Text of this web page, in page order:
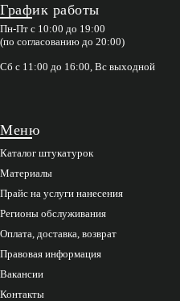
График работы
Пн-Пт с 10:00 до 19:00
(по согласованию до 20:00)
Сб с 11:00 до 16:00, Вс выходной
Меню
Каталог штукатурок
Материалы
Прайс на услуги нанесения
Регионы обслуживания
Оплата, доставка, возврат
Правовая информация
Вакансии
Контакты